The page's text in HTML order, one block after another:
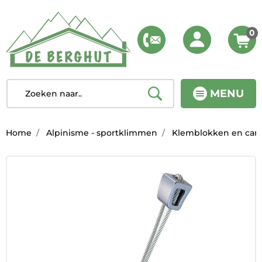
MENU
0
Home Alpinisme - sportklimmen Klemblokken en